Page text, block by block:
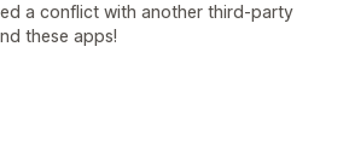
a conflict with another third-party
these apps!